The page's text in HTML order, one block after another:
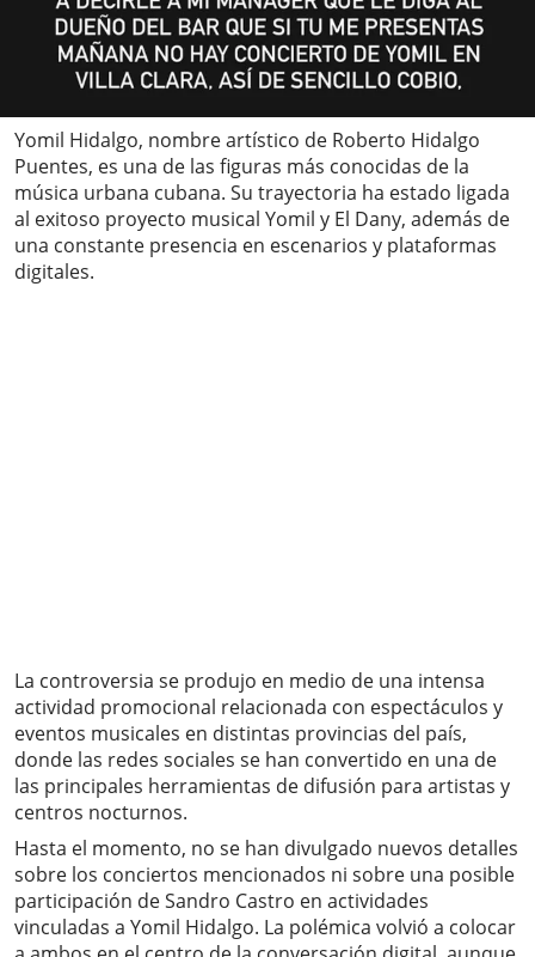
Yomil Hidalgo, nombre artístico de Roberto Hidalgo
Puentes, es una de las figuras más conocidas de la
música urbana cubana. Su trayectoria ha estado ligada
al exitoso proyecto musical Yomil y El Dany, además de
una constante presencia en escenarios y plataformas
digitales.
La controversia se produjo en medio de una intensa
actividad promocional relacionada con espectáculos y
eventos musicales en distintas provincias del país,
donde las redes sociales se han convertido en una de
las principales herramientas de difusión para artistas y
centros nocturnos.
Hasta el momento, no se han divulgado nuevos detalles
sobre los conciertos mencionados ni sobre una posible
participación de Sandro Castro en actividades
vinculadas a Yomil Hidalgo. La polémica volvió a colocar